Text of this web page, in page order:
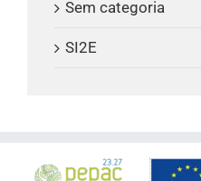
Sem categoria
SI2E